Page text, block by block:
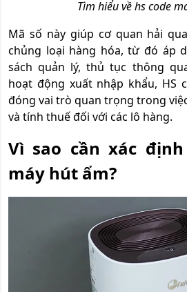
Tìm hiểu về hs code
Mã số này giúp cơ quan hải
chủng loại hàng hóa, từ đó áp
sách quản lý, thủ tục thông
hoạt động xuất nhập khẩu, HS
đóng vai trò quan trọng trong
và tính thuế đối với các lô hàng.
Vì sao cần xác
máy hút ẩm?